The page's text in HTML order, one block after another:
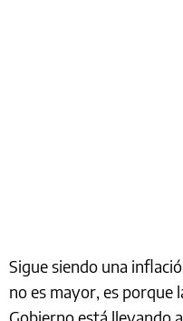
Sigue siendo una
no es mayor, es porque